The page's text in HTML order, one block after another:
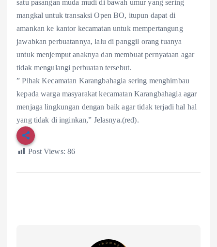
satu pasangan muda mudi di bawah umur yang sering
mangkal untuk transaksi Open BO, itupun dapat di
amankan ke kantor kecamatan untuk mempertangung
jawabkan perbuatannya, lalu di panggil orang tuanya
untuk menjemput anaknya dan membuat pernyataan agar
tidak mengulangi perbuatan tersebut.
” Pihak Kecamatan Karangbahagia sering menghimbau
kepada warga masyarakat kecamatan Karangbahagia agar
menjaga lingkungan dengan baik agar tidak terjadi hal hal
yang tidak di inginkan,” Jelasnya.(red).
Post Views: 86